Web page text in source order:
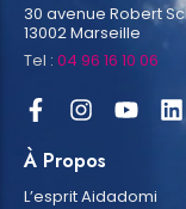
30 avenue Robert
13002 Marseille
Tel : 04 96 16 10 06
À Propos
L’esprit Aidadomi